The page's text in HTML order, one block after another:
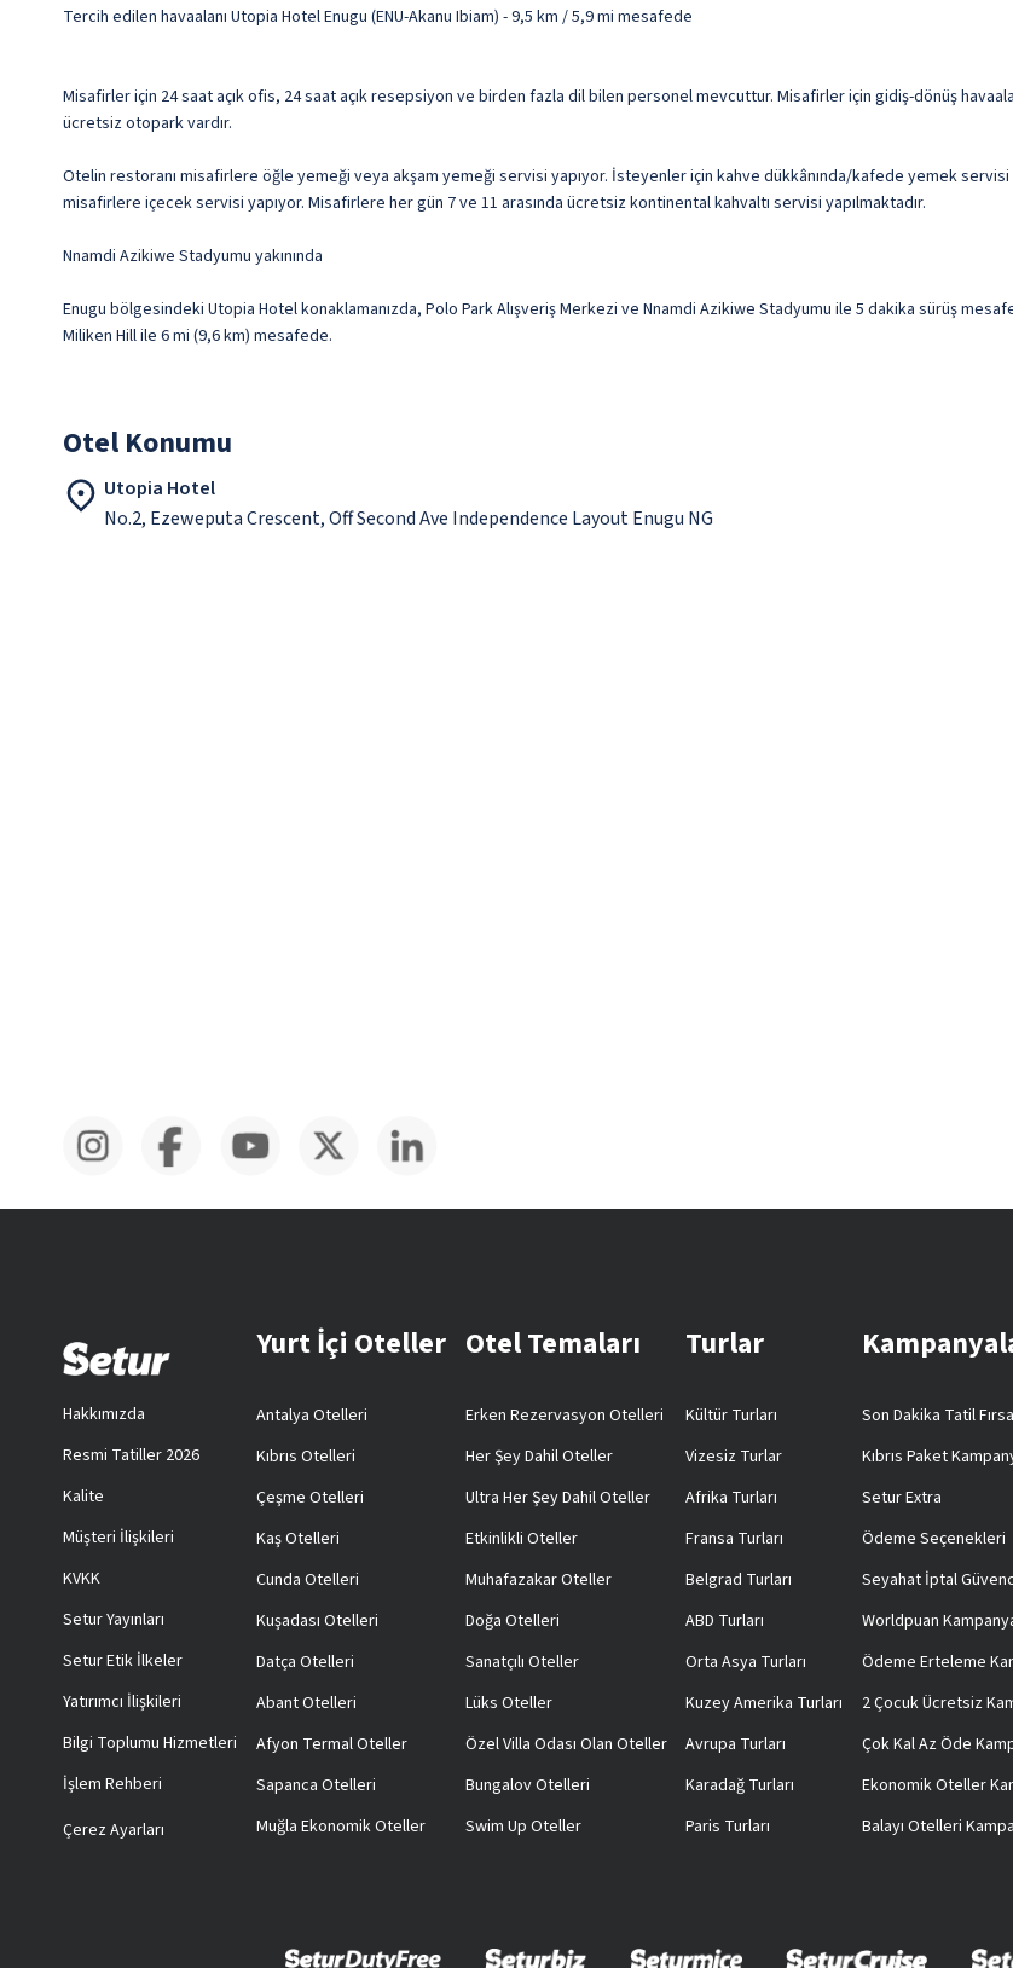
Tercih edilen havaalanı Utopia Hotel Enugu (ENU-Akanu Ibiam) - 9,5 km / 5,9 mi mesafede
Misafirler için 24 saat açık ofis, 24 saat açık resepsiyon ve birden fazla dil bilen personel mevcuttur. Misafirler için gidiş-dönüş
ücretsiz otopark vardır.
Otelin restoranı misafirlere öğle yemeği veya akşam yemeği servisi yapıyor. İsteyenler için kahve dükkânında/kafede yemek
misafirlere içecek servisi yapıyor. Misafirlere her gün 7 ve 11 arasında ücretsiz kontinental kahvaltı servisi yapılmaktadır.
Nnamdi Azikiwe Stadyumu yakınında
Enugu bölgesindeki Utopia Hotel konaklamanızda, Polo Park Alışveriş Merkezi ve Nnamdi Azikiwe Stadyumu ile 5 dakika sürüş
Miliken Hill ile 6 mi (9,6 km) mesafede.
Otel Konumu
Utopia Hotel
No.2, Ezeweputa Crescent, Off Second Ave Independence Layout Enugu NG
Hakkımızda
Resmi Tatiller 2026
Kalite
Müşteri İlişkileri
KVKK
Setur Yayınları
Setur Etik İlkeler
Yatırımcı İlişkileri
Bilgi Toplumu Hizmetleri
İşlem Rehberi
Çerez Ayarları
Yurt İçi Oteller
Antalya Otelleri
Kıbrıs Otelleri
Çeşme Otelleri
Kaş Otelleri
Cunda Otelleri
Kuşadası Otelleri
Datça Otelleri
Abant Otelleri
Afyon Termal Oteller
Sapanca Otelleri
Muğla Ekonomik Oteller
Otel Temaları
Erken Rezervasyon Otelleri
Her Şey Dahil Oteller
Ultra Her Şey Dahil Oteller
Etkinlikli Oteller
Muhafazakar Oteller
Doğa Otelleri
Sanatçılı Oteller
Lüks Oteller
Özel Villa Odası Olan Oteller
Bungalov Otelleri
Swim Up Oteller
Turlar
Kültür Turları
Vizesiz Turlar
Afrika Turları
Fransa Turları
Belgrad Turları
ABD Turları
Orta Asya Turları
Kuzey Amerika Turları
Avrupa Turları
Karadağ Turları
Paris Turları
Son Dakika Tatil
Kıbrıs Paket
Setur Extra
Ödeme Seçenekleri
Seyahat İptal
Worldpuan
Ödeme Erteleme
2 Çocuk Ücretsiz
Çok Kal Az Öde
Ekonomik Oteller
Balayı Otelleri